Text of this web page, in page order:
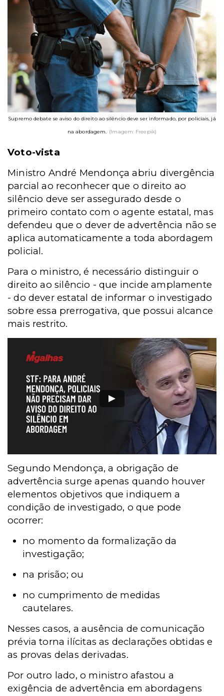
Supremo debate se aviso do direito ao silêncio deve ser informado, por policiais, já
na abordagem. (Imagem: Freepik)
Voto-vista
Ministro André Mendonça abriu divergência
parcial ao reconhecer que o direito ao
silêncio deve ser assegurado desde o
primeiro contato com o agente estatal, mas
defendeu que o dever de advertência não se
aplica automaticamente a toda abordagem
policial.
Para o ministro, é necessário distinguir o
direito ao silêncio - que incide amplamente
- do dever estatal de informar o investigado
sobre essa prerrogativa, que possui alcance
mais restrito.
Segundo Mendonça, a obrigação de
advertência surge apenas quando houver
elementos objetivos que indiquem a
condição de investigado, o que pode
ocorrer:
no momento da formalização da
investigação;
na prisão;ou
no cumprimento de medidas
cautelares.
Nesses casos, a ausência de comunicação
prévia torna ilícitas as declarações obtidas e
as provas delas derivadas.
Por outro lado, o ministro afastou a
exigência de advertência em abordagens